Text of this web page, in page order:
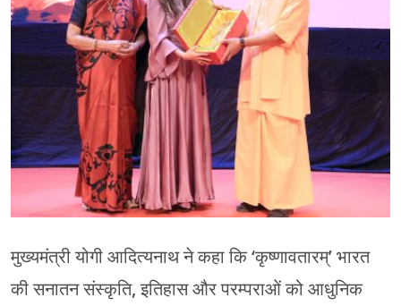
मुख्यमंत्री योगी आदित्यनाथ ने कहा कि ‘कृष्णावतारम्’ भारत
की सनातन संस्कृति, इतिहास और परम्पराओं को आधुनिक